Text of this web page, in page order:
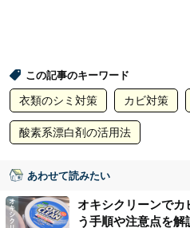
この記事のキーワード
衣類のシミ対策 カビ対策
酸素系漂白剤の活用法
あわせて読みたい
オキシクリーンでカ
う手順や注意点を解